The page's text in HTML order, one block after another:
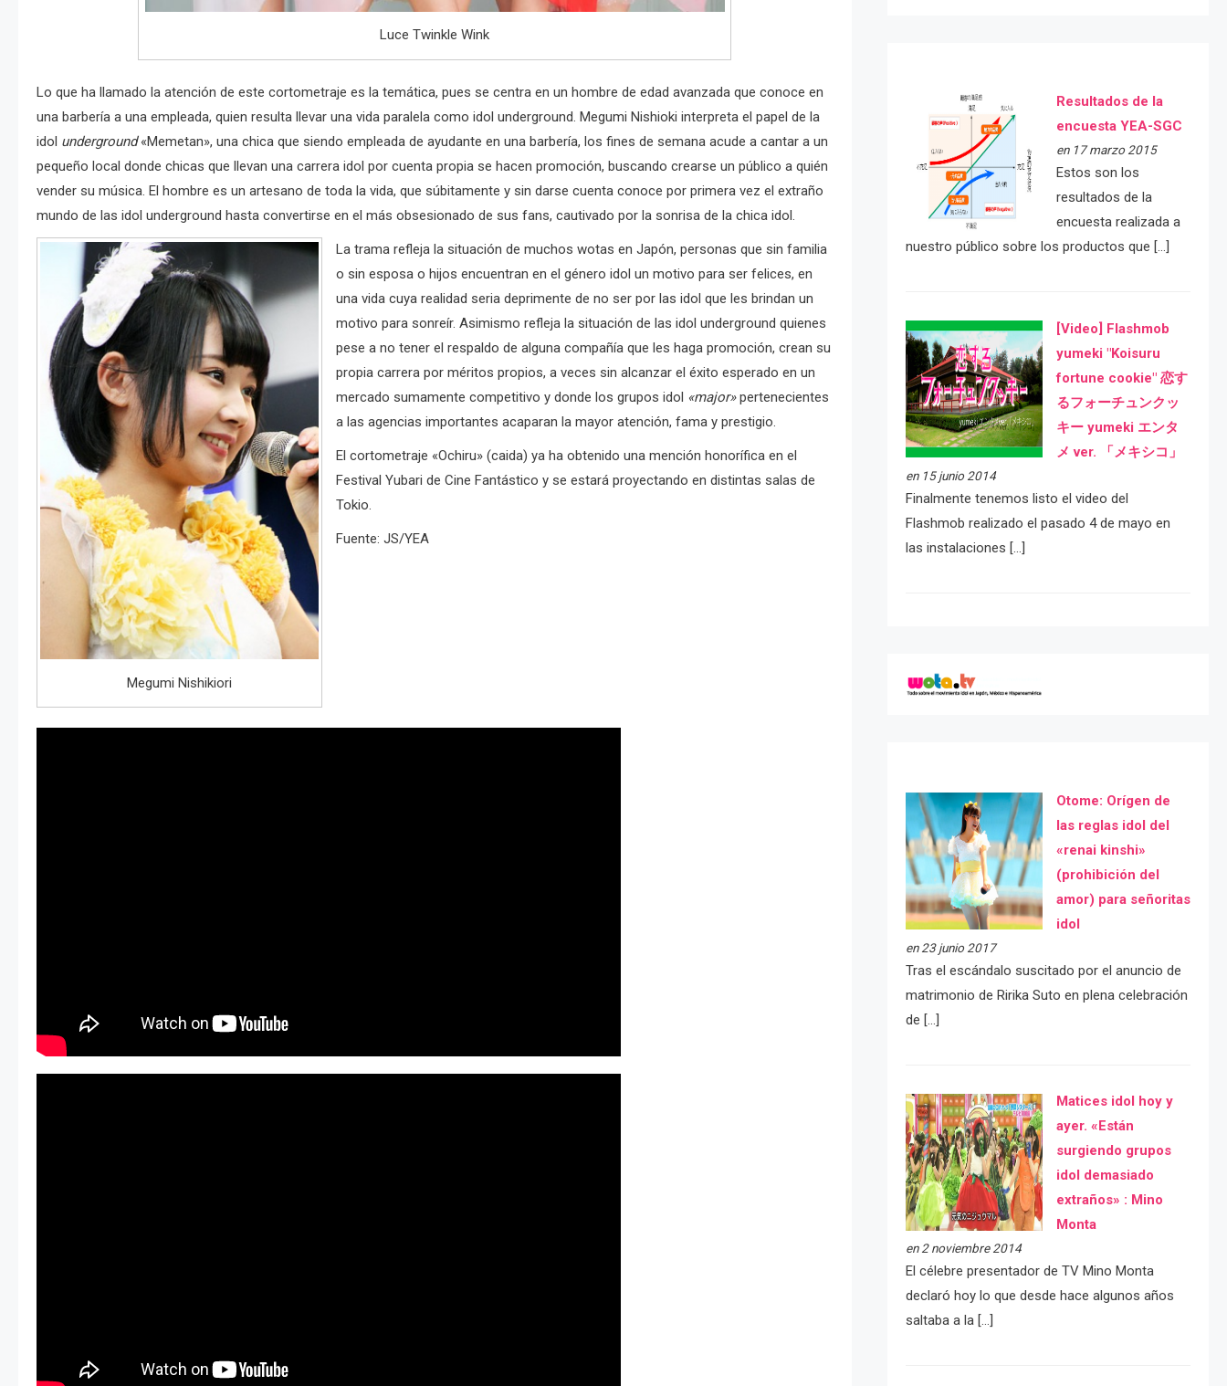
Luce Twinkle Wink
Lo que ha llamado la atención de este cortometraje es la temática, pues se centra en un hombre de edad avanzada que conoce en
una barbería a una empleada, quien resulta llevar una vida paralela como idol underground. Megumi Nishioki interpreta el papel de la
idol underground«Memetan», una chica que siendo empleada de ayudante en una barbería, los fines de semana acude a cantar a un
pequeño local donde chicas que llevan una carrera idol por cuenta propia se hacen promoción, buscando crearse un público a quién
vender su música. El hombre es un artesano de toda la vida, que súbitamente y sin darse cuenta conoce por primera vez el extraño
mundo de las idol underground hasta convertirse en el más obsesionado de sus fans, cautivado por la sonrisa de la chica idol.
Megumi Nishikiori
La trama refleja la situación de muchos wotas en Japón, personas que sin familia
o sin esposa o hijos encuentran en el género idol un motivo para ser felices, en
una vida cuya realidad seria deprimente de no ser por las idol que les brindan un
motivo para sonreír. Asimismo refleja la situación de las idol underground quienes
pese a no tener el respaldo de alguna compañía que les haga promoción, crean su
propia carrera por méritos propios, a veces sin alcanzar el éxito esperado en un
mercado sumamente competitivo y donde los grupos idol «major»pertenecientes
a las agencias importantes acaparan la mayor atención, fama y prestigio.
El cortometraje «Ochiru» (caida) ya ha obtenido una mención honorífica en el
Festival Yubari de Cine Fantástico y se estará proyectando en distintas salas de
Tokio.
Fuente: JS/YEA
Resultados de la
encuesta YEA-SGC
en 17 marzo 2015
Estos son los
resultados de la
encuesta realizada a
nuestro público sobre los productos que […]
[Video] Flashmob
yumeki "Koisuru
fortune cookie" 恋す
るフォーチュンクッ
キー yumeki エンタ
メ ver. 「メキシコ」
en 15 junio 2014
Finalmente tenemos listo el video del
Flashmob realizado el pasado 4 de mayo en
las instalaciones […]
Otome: Orígen de
las reglas idol del
«renai kinshi»
(prohibición del
amor) para señoritas
idol
en 23 junio 2017
Tras el escándalo suscitado por el anuncio de
matrimonio de Ririka Suto en plena celebración
de […]
Matices idol hoy y
ayer. «Están
surgiendo grupos
idol demasiado
extraños» : Mino
Monta
en 2 noviembre 2014
El célebre presentador de TV Mino Monta
declaró hoy lo que desde hace algunos años
saltaba a la […]